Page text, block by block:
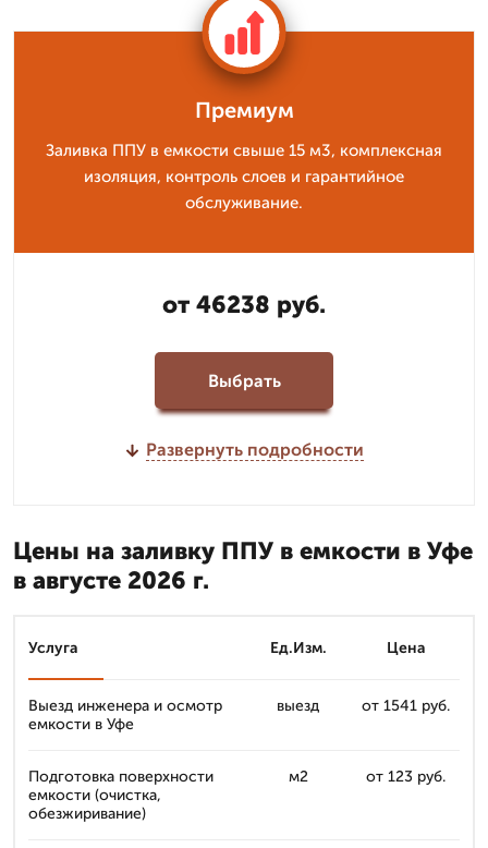
Премиум
Заливка ППУ в емкости свыше 15 м3, комплексная
изоляция, контроль слоев и гарантийное
обслуживание.
от 46238 руб.
Выбрать
Развернуть подробности
Цены на заливку ППУ в емкости в Уфе
в августе 2026 г.
Услуга Ед.Изм. Цена
Выезд инженера и осмотр
емкости в Уфе
выезд от 1541 руб.
Подготовка поверхности
емкости (очистка,
обезжиривание)
м2 от 123 руб.